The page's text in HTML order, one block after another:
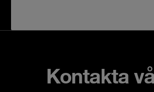
Kontakta